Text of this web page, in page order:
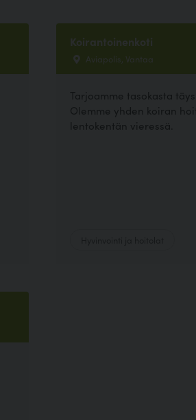
Koirantoinenkoti
Aviapolis, Vantaa
Tarjoamme tasokasta
Olemme yhden koiran
lentokentän vieressä.